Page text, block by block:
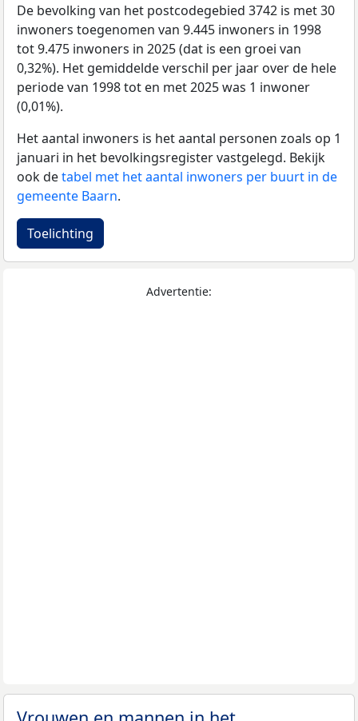
De bevolking van het postcodegebied 3742 is met 30
inwoners toegenomen van 9.445 inwoners in 1998
tot 9.475 inwoners in 2025 (dat is een groei van
0,32%). Het gemiddelde verschil per jaar over de hele
periode van 1998 tot en met 2025 was 1 inwoner
(0,01%).
Het aantal inwoners is het aantal personen zoals op 1
januari in het bevolkingsregister vastgelegd. Bekijk
ook detabel met het aantal inwoners per buurt in de
gemeente Baarn.
Toelichting
Advertentie: